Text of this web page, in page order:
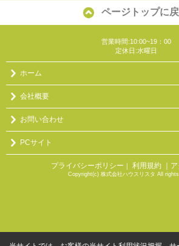
ページトップに
営業時間:10:00~19：00
定休日:水曜日
ホーム
会社概要
お問い合わせ
PCサイト
プライバシーポリシー ｜ 利用規約 ｜
Copyright(c) 株式会社ハウスリスタ All rights